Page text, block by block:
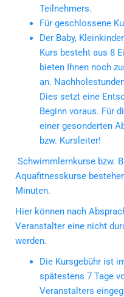
Teilnehmers.
Für geschlossene
Der Baby,
Kurs besteht aus 8
bieten Ihnen noch
an.
Dies setzt eine
Beginn voraus. Für
einer gesonderten
bzw. Kursleiter!
 Schwimmlernkurse bzw.
Aquafitnesskurse
Minuten.
Hier können nach
Veranstalter eine nicht
werden.
Die Kursgebühr ist
spätestens 7 Tage
Veranstalters